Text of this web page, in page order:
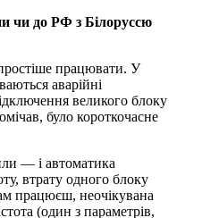
чи до РФ з Білоруссю
працювати. У
аварійні
великого блоку
було короткочасне
— і автоматика
втрату одного блоку
працюєш, неочікувана
(один з параметрів,